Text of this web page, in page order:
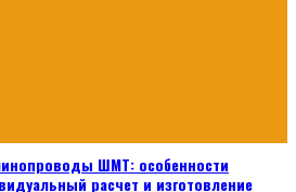
ШМТ: особенности
расчет и изготовление